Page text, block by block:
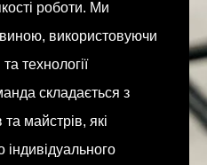
роботи. Ми
використовуючи
технології
складається з
майстрів, які